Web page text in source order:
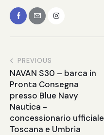
PREVIOUS
NAVAN S30 – barca in
Pronta Consegna
presso Blue Navy
Nautica -
concessionario ufficiale
Toscana e Umbria